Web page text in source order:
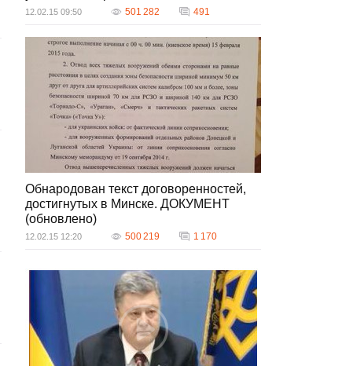
12.02.15 09:50 501 282 491
Обнародован текст договоренностей,
достигнутых в Минске. ДОКУМЕНТ
(обновлено)
12.02.15 12:20 500 219 1 170